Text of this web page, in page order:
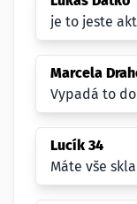
je to jeste
Marcela
Vypadá to
Lucík 34
Máte vše